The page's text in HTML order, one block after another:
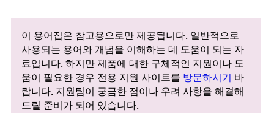
이 용어집은 참고용으로만 제공됩니다. 일반적으로
사용되는 용어와 개념을 이해하는 데 도움이 되는 자
료입니다. 하지만 제품에 대한 구체적인 지원이나 도
움이 필요한 경우 전용 지원 사이트를 방문하시기 바
랍니다. 지원팀이 궁금한 점이나 우려 사항을 해결해
드릴 준비가 되어 있습니다.